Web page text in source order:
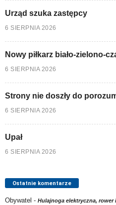
Urząd szuka zastępcy
6 SIERPNIA 2026
Nowy piłkarz biało-zielono-
6 SIERPNIA 2026
Strony nie doszły do
6 SIERPNIA 2026
Upał
6 SIERPNIA 2026
Ostatnie komentarze
Obywatel - Hulajnoga elektryczna,